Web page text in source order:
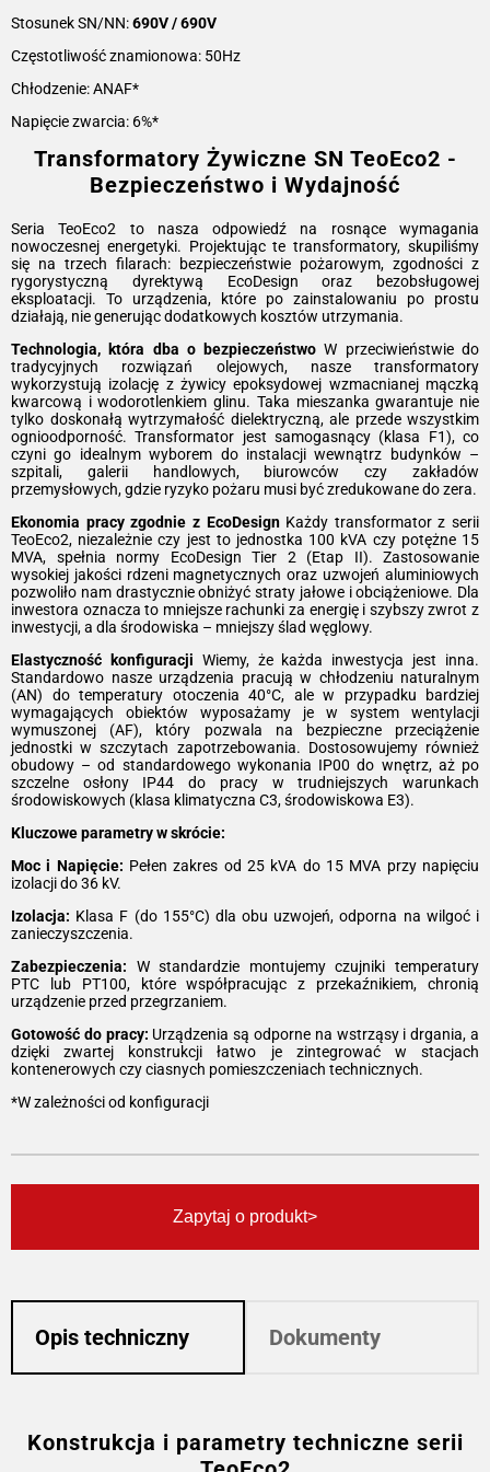
Stosunek SN/NN:690V / 690V
Częstotliwość znamionowa: 50Hz
Chłodzenie: ANAF*
Napięcie zwarcia: 6%*
Transformatory Żywiczne SN TeoEco2 -
Bezpieczeństwo i Wydajność
Seria TeoEco2 to nasza odpowiedź na rosnące wymagania
nowoczesnej energetyki. Projektując te transformatory, skupiliśmy
się na trzech filarach: bezpieczeństwie pożarowym, zgodności z
rygorystyczną dyrektywą EcoDesign oraz bezobsługowej
eksploatacji. To urządzenia, które po zainstalowaniu po prostu
działają, nie generując dodatkowych kosztów utrzymania.
Technologia, która dba o bezpieczeństwo W przeciwieństwie do
tradycyjnych rozwiązań olejowych, nasze transformatory
wykorzystują izolację z żywicy epoksydowej wzmacnianej mączką
kwarcową i wodorotlenkiem glinu. Taka mieszanka gwarantuje nie
tylko doskonałą wytrzymałość dielektryczną, ale przede wszystkim
ognioodporność. Transformator jest samogasnący (klasa F1), co
czyni go idealnym wyborem do instalacji wewnątrz budynków –
szpitali, galerii handlowych, biurowców czy zakładów
przemysłowych, gdzie ryzyko pożaru musi być zredukowane do zera.
Ekonomia pracy zgodnie z EcoDesignKażdy transformator z serii
TeoEco2, niezależnie czy jest to jednostka 100 kVA czy potężne 15
MVA, spełnia normy EcoDesign Tier 2 (Etap II). Zastosowanie
wysokiej jakości rdzeni magnetycznych oraz uzwojeń aluminiowych
pozwoliło nam drastycznie obniżyć straty jałowe i obciążeniowe. Dla
inwestora oznacza to mniejsze rachunki za energię i szybszy zwrot z
inwestycji, a dla środowiska – mniejszy ślad węglowy.
Elastyczność konfiguracji Wiemy, że każda inwestycja jest inna.
Standardowo nasze urządzenia pracują w chłodzeniu naturalnym
(AN) do temperatury otoczenia 40°C, ale w przypadku bardziej
wymagających obiektów wyposażamy je w system wentylacji
wymuszonej (AF), który pozwala na bezpieczne przeciążenie
jednostki w szczytach zapotrzebowania. Dostosowujemy również
obudowy – od standardowego wykonania IP00 do wnętrz, aż po
szczelne osłony IP44 do pracy w trudniejszych warunkach
środowiskowych (klasa klimatyczna C3, środowiskowa E3).
Kluczowe parametry w skrócie:
Moc i Napięcie: Pełen zakres od 25 kVA do 15 MVA przy napięciu
izolacji do 36 kV.
Izolacja: Klasa F (do 155°C) dla obu uzwojeń, odporna na wilgoć i
zanieczyszczenia.
Zabezpieczenia: W standardzie montujemy czujniki temperatury
PTC lub PT100, które współpracując z przekaźnikiem, chronią
urządzenie przed przegrzaniem.
Gotowość do pracy: Urządzenia są odporne na wstrząsy i drgania, a
dzięki zwartej konstrukcji łatwo je zintegrować w stacjach
kontenerowych czy ciasnych pomieszczeniach technicznych.
*W zależności od konfiguracji
Zapytaj o produkt
Opis techniczny Dokumenty
Konstrukcja i parametry techniczne serii